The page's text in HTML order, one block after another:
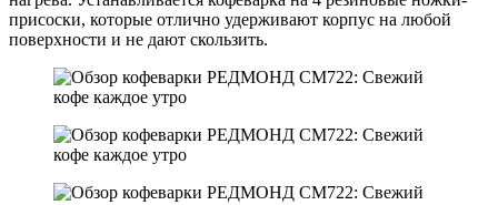
присоски, которые отлично удерживают корпус на любой
поверхности и не дают скользить.